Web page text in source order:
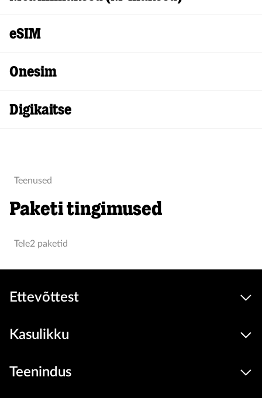
eSIM
Onesim
Digikaitse
Teenused
Paketi tingimused
Tele2 paketid
Ettevõttest
Kasulikku
Teenindus